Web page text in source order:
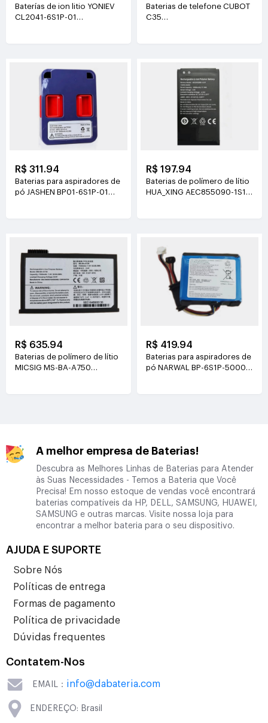
Baterías de ion litio YONIEV
CL2041-6S1P-01
Baterias de telefone CUBOT
C35
R$ 311.94
Baterias para aspiradores de
pó JASHEN BP01-6S1P-01
R$ 197.94
Baterias de polímero de lítio
HUA_XING AEC855090-1S1P
R$ 635.94
Baterias de polímero de lítio
MICSIG MS-BA-A750
R$ 419.94
Baterias para aspiradores de
pó NARWAL BP-6S1P-5000A
A melhor empresa de Baterias!
Descubra as Melhores Linhas de Baterias para Atender
às Suas Necessidades - Temos a Bateria que Você
Precisa! Em nosso estoque de vendas você encontrará
baterias compatíveis da HP, DELL, SAMSUNG, HUAWEI,
SAMSUNG e outras marcas. Visite nossa loja para
encontrar a melhor bateria para o seu dispositivo.
AJUDA E SUPORTE
Sobre Nós
Políticas de entrega
Formas de pagamento
Política de privacidade
Dúvidas frequentes
Contatem-Nos
EMAIL： info@dabateria.com
ENDEREÇO: Brasil